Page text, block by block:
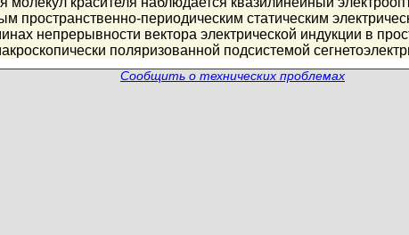
пространственно-периодическим статическим
непрерывности вектора электрической индукции в
поляризованной подсистемой
Сообщить о технических проблемах